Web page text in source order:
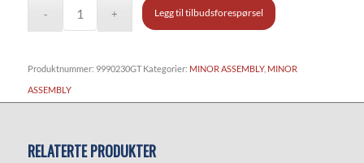
Legg til tilbudsforespørsel
Produktnummer: 9990230GT Kategorier: MINOR ASSEMBLY, MINOR
ASSEMBLY
RELATERTE PRODUKTER